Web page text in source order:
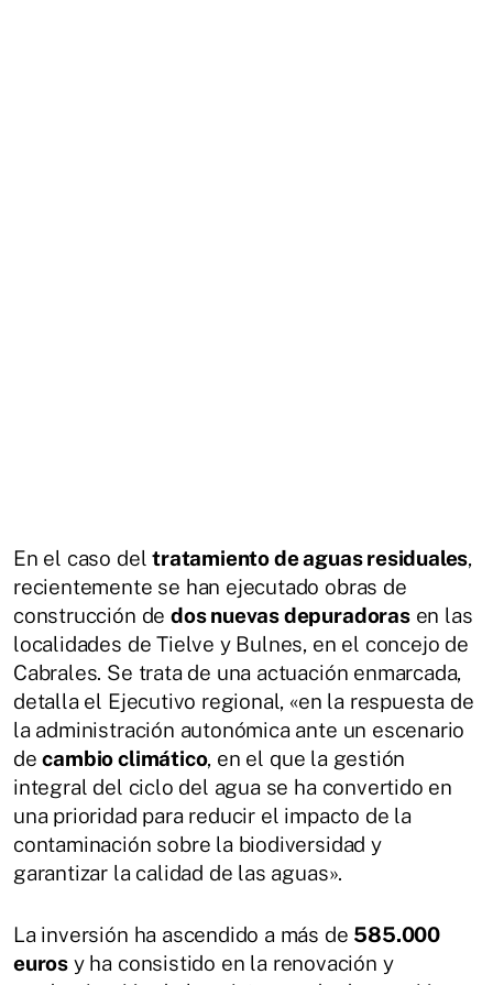
En el caso deltratamiento de aguas residuales,
recientemente se han ejecutado obras de
construcción de dos nuevas depuradorasen las
localidades de Tielve y Bulnes, en el concejo de
Cabrales. Se trata de una actuación enmarcada,
detalla el Ejecutivo regional, «en la respuesta de
la administración autonómica ante un escenario
decambio climático, en el que la gestión
integral del ciclo del agua se ha convertido en
una prioridad para reducir el impacto de la
contaminación sobre la biodiversidad y
garantizar la calidad de las aguas».
La inversión ha ascendido a más de 585.000
euros y ha consistido en la renovación y